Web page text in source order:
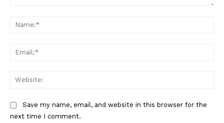
Save my name, email, and website in this browser for the
next time I comment.